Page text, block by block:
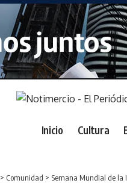
Inicio Cultura
> Comunidad > Semana Mundial de la